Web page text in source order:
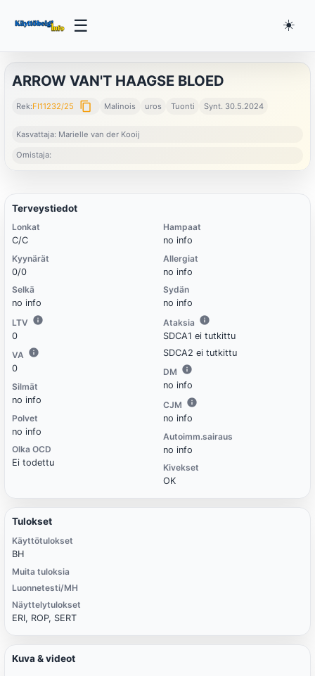
☰ ☀️
ARROW VAN'T HAAGSE BLOED
Rek:FI11232/25 content_copy Malinois uros Tuonti Synt. 30.5.2024
Kasvattaja: Marielle van der Kooij
Omistaja:
Terveystiedot
Lonkat
C/C
Kyynärät
0/0
Selkä
no info
LTV
0
VA
0
Silmät
no info
Polvet
no info
Olka OCD
Ei todettu
Hampaat
no info
Allergiat
no info
Sydän
no info
Ataksia
SDCA1 ei tutkittu
SDCA2 ei tutkittu
DM
no info
CJM
no info
Autoimm.sairaus
no info
Kivekset
OK
Tulokset
Käyttötulokset
BH
Muita tuloksia
Luonnetesti/MH
Näyttelytulokset
ERI, ROP, SERT
Kuva & videot